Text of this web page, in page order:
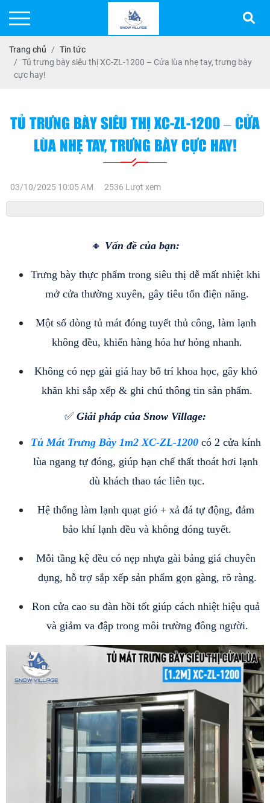
Trang chủ
Tin tức
Tủ trưng bày siêu thị XC-ZL-1200 – Cửa lùa nhẹ tay, trưng bày
cực hay!
TỦ TRƯNG BÀY SIÊU THỊ XC-ZL-1200 – CỬA
LÙA NHẸ TAY, TRƯNG BÀY CỰC HAY!
03/10/2025 10:05 AM 2536 Lượt xem
🔸 Vấn đề của bạn:
Trưng bày thực phẩm trong siêu thị dễ mất nhiệt khi
mở cửa thường xuyên, gây tiêu tốn điện năng.
Một số dòng tủ mát đóng tuyết thủ công, làm lạnh
không đều, khiến hàng hóa hư hỏng nhanh.
Không có nẹp gài giá hay bố trí khoa học, gây khó
khăn khi sắp xếp & ghi chú thông tin sản phẩm.
✅ Giải pháp của Snow Village:
Tủ Mát Trưng Bày 1m2 XC-ZL-1200 có 2 cửa kính
lùa ngang tự đóng, giúp hạn chế thất thoát hơi lạnh
dù khách thao tác liên tục.
Hệ thống làm lạnh quạt gió + xả đá tự động, đảm
bảo khí lạnh đều và không đóng tuyết.
Mỗi tầng kệ đều có nẹp nhựa gài bảng giá chuyên
dụng, hỗ trợ sắp xếp sản phẩm gọn gàng, rõ ràng.
Ron cửa cao su đàn hồi tốt giúp cách nhiệt hiệu quả
và giảm va đập trong môi trường đông người.